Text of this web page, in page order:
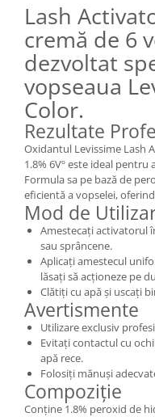
Lash
cremă de 6
dezvoltat
vopseaua
Color.
Rezultate
Oxidantul Levissime Lash
1.8% 6Vº este ideal
Formula sa pe bază de
eficientă a vopselei,
Mod de
Amestecați activatorul
sau sprâncene.
Aplicați amestecul
lăsați să acționeze pe
Clătiți cu apă și uscați
Avertismente
Utilizare exclusiv
Evitați contactul cu
apă rece.
Folosiți mănuși
Compoziție
Conține 1.8% peroxid de